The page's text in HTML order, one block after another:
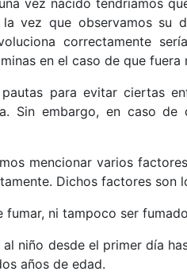
vez que observamos su
correctamente
en el caso de que fuera
para evitar ciertas
Sin embargo, en caso
mencionar varios
Dichos factores son
fumar, ni tampoco ser
al niño desde el primer día
años de edad.